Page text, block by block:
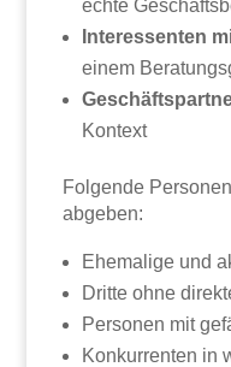
echte
Interessenten
einem
Kontext
Folgende
abgeben:
Ehemalige und
Dritte ohne
Personen mit
Konkurrenten in